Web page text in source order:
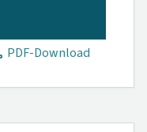
PDF-Download